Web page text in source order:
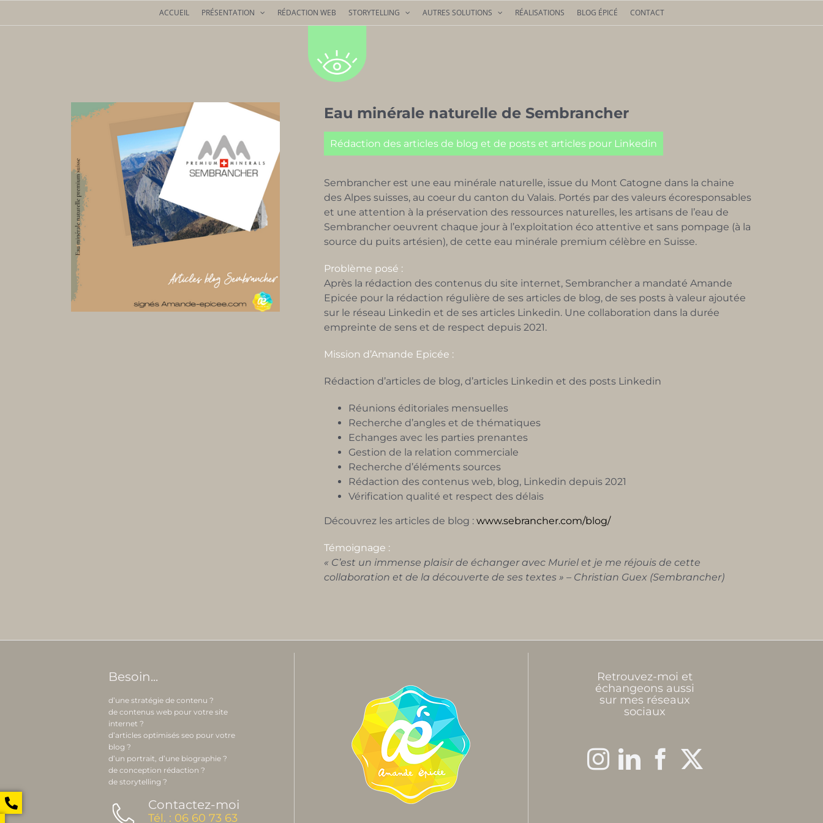
ACCUEIL PRÉSENTATION RÉDACTION WEB STORYTELLING AUTRES SOLUTIONS RÉALISATIONS BLOG ÉPICÉ CONTACT
Eau minérale naturelle de Sembrancher
Rédaction des articles de blog et de posts et articles pour Linkedin
Sembrancher est une eau minérale naturelle, issue du Mont Catogne dans la chaine
des Alpes suisses, au coeur du canton du Valais. Portés par des valeurs écoresponsables
et une attention à la préservation des ressources naturelles, les artisans de l’eau de
Sembrancher oeuvrent chaque jour à l’exploitation éco attentive et sans pompage (à la
source du puits artésien), de cette eau minérale premium célèbre en Suisse.
Problème posé :
Après la rédaction des contenus du site internet, Sembrancher a mandaté Amande
Epicée pour la rédaction régulière de ses articles de blog, de ses posts à valeur ajoutée
sur le réseau Linkedin et de ses articles Linkedin. Une collaboration dans la durée
empreinte de sens et de respect depuis 2021.
Mission d’Amande Epicée :
Rédaction d’articles de blog, d’articles Linkedin et des posts Linkedin
Réunions éditoriales mensuelles
Recherche d’angles et de thématiques
Echanges avec les parties prenantes
Gestion de la relation commerciale
Recherche d’éléments sources
Rédaction des contenus web, blog, Linkedin depuis 2021
Vérification qualité et respect des délais
Découvrez les articles de blog :www.sebrancher.com/blog/
Témoignage :
« C’est un immense plaisir de échanger avec Muriel et je me réjouis de cette
collaboration et de la découverte de ses textes » – Christian Guex (Sembrancher)
Besoin...
d’une stratégie de contenu ?
de contenus web pour votre site
internet ?
d’articles optimisés seo pour votre
blog ?
d’un portrait, d’une biographie ?
de conception rédaction ?
de storytelling ?
Contactez-moi
Tél. : 06 60 73 63
Retrouvez-moi et
échangeons aussi
sur mes réseaux
sociaux